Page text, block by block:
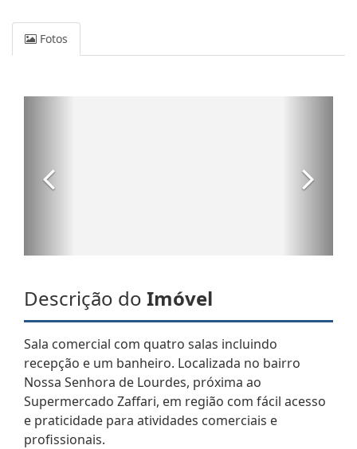
Fotos
Descrição do Imóvel
Sala comercial com quatro salas incluindo
recepção e um banheiro. Localizada no bairro
Nossa Senhora de Lourdes, próxima ao
Supermercado Zaffari, em região com fácil acesso
e praticidade para atividades comerciais e
profissionais.